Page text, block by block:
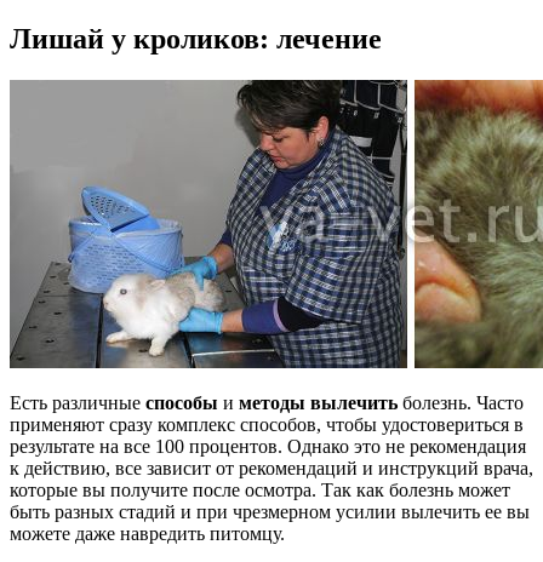
Лишай у кроликов: лечение
Есть различные способы и методы вылечить болезнь. Часто
применяют сразу комплекс способов, чтобы удостовериться в
результате на все 100 процентов. Однако это не рекомендация
к действию, все зависит от рекомендаций и инструкций врача,
которые вы получите после осмотра. Так как болезнь может
быть разных стадий и при чрезмерном усилии вылечить ее вы
можете даже навредить питомцу.